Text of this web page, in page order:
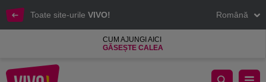
Toate site-urile VIVO! Română
CUM AJUNGI AICI
GĂSEȘTE CALEA